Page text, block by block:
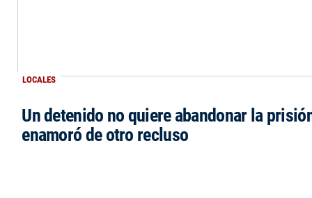
LOCALES
Un detenido no quiere abandonar la
enamoró de otro recluso